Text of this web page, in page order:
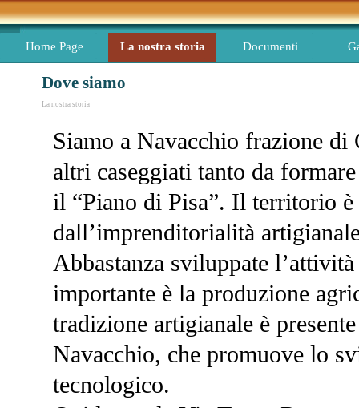
Home Page La nostra storia ▼
Documenti
Dove siamo
La nostra storia
Siamo a Navacchio frazione di
altri caseggiati tanto da
il “Piano di Pisa”. Il territorio è
dall’imprenditorialità
Abbastanza sviluppate
importante è la produzione
tradizione artigianale è
Navacchio, che promuove lo
tecnologico.